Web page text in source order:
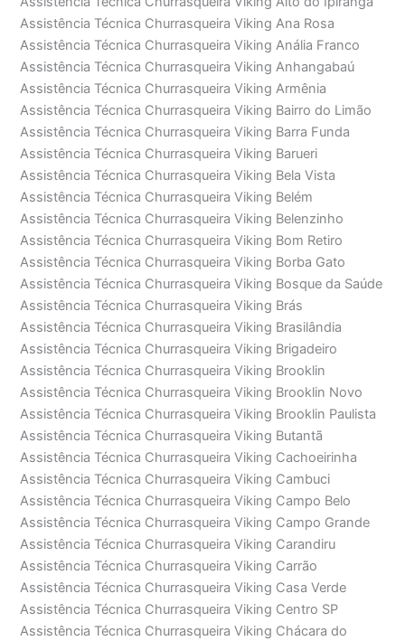
Assistência Técnica Churrasqueira Viking Ana Rosa
Assistência Técnica Churrasqueira Viking Anália Franco
Assistência Técnica Churrasqueira Viking Anhangabaú
Assistência Técnica Churrasqueira Viking Armênia
Assistência Técnica Churrasqueira Viking Bairro do Limão
Assistência Técnica Churrasqueira Viking Barra Funda
Assistência Técnica Churrasqueira Viking Barueri
Assistência Técnica Churrasqueira Viking Bela Vista
Assistência Técnica Churrasqueira Viking Belém
Assistência Técnica Churrasqueira Viking Belenzinho
Assistência Técnica Churrasqueira Viking Bom Retiro
Assistência Técnica Churrasqueira Viking Borba Gato
Assistência Técnica Churrasqueira Viking Bosque da Saúde
Assistência Técnica Churrasqueira Viking Brás
Assistência Técnica Churrasqueira Viking Brasilândia
Assistência Técnica Churrasqueira Viking Brigadeiro
Assistência Técnica Churrasqueira Viking Brooklin
Assistência Técnica Churrasqueira Viking Brooklin Novo
Assistência Técnica Churrasqueira Viking Brooklin Paulista
Assistência Técnica Churrasqueira Viking Butantã
Assistência Técnica Churrasqueira Viking Cachoeirinha
Assistência Técnica Churrasqueira Viking Cambuci
Assistência Técnica Churrasqueira Viking Campo Belo
Assistência Técnica Churrasqueira Viking Campo Grande
Assistência Técnica Churrasqueira Viking Carandiru
Assistência Técnica Churrasqueira Viking Carrão
Assistência Técnica Churrasqueira Viking Casa Verde
Assistência Técnica Churrasqueira Viking Centro SP
Assistência Técnica Churrasqueira Viking Chácara do